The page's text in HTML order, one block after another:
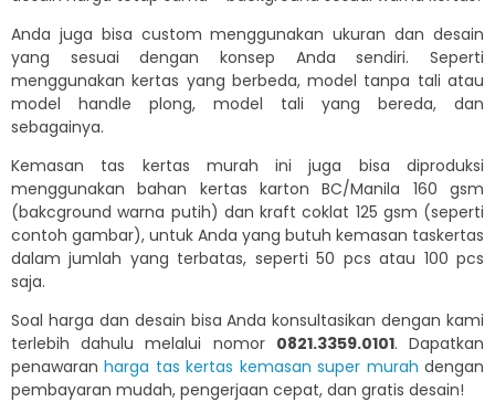
Anda juga bisa custom menggunakan ukuran dan desain
yang sesuai dengan konsep Anda sendiri. Seperti
menggunakan kertas yang berbeda, model tanpa tali atau
model handle plong, model tali yang bereda, dan
sebagainya.
Kemasan tas kertas murah ini juga bisa diproduksi
menggunakan bahan kertas karton BC/Manila 160 gsm
(bakcground warna putih) dan kraft coklat 125 gsm (seperti
contoh gambar), untuk Anda yang butuh kemasan taskertas
dalam jumlah yang terbatas, seperti 50 pcs atau 100 pcs
saja.
Soal harga dan desain bisa Anda konsultasikan dengan kami
terlebih dahulu melalui nomor 0821.3359.0101. Dapatkan
penawaranharga tas kertas kemasan super murah dengan
pembayaran mudah, pengerjaan cepat, dan gratis desain!